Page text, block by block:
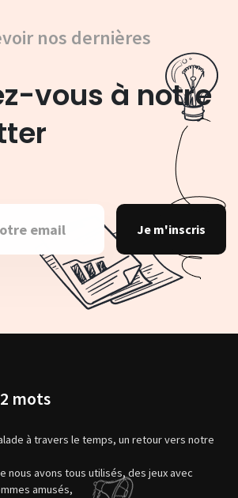
nos dernières
vous à notre
Je m'inscris
mots
à travers le temps, un retour vers notre
nous avons tous utilisés, des jeux avec
amusés,